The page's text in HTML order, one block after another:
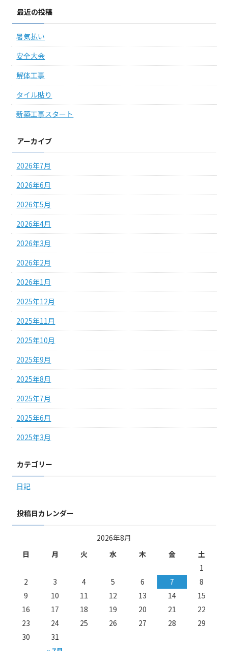
最近の投稿
暑気払い
安全大会
解体工事
タイル貼り
新築工事スタート
アーカイブ
2026年7月
2026年6月
2026年5月
2026年4月
2026年3月
2026年2月
2026年1月
2025年12月
2025年11月
2025年10月
2025年9月
2025年8月
2025年7月
2025年6月
2025年3月
カテゴリー
日記
投稿日カレンダー
2026年8月
日
月 火 水 木 金 土
1
2
3 4 5 6 7
8
9
10 11 12 13 14
15
16
17 18 19 20 21
22
23
24 25 26 27 28
29
30
31